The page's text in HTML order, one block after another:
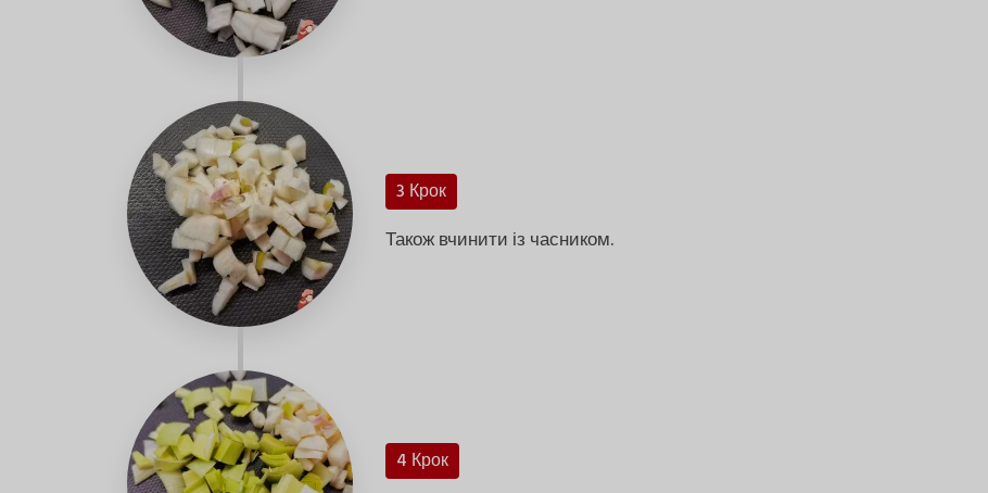
3 Крок
Також вчинити із часником.
4 Крок